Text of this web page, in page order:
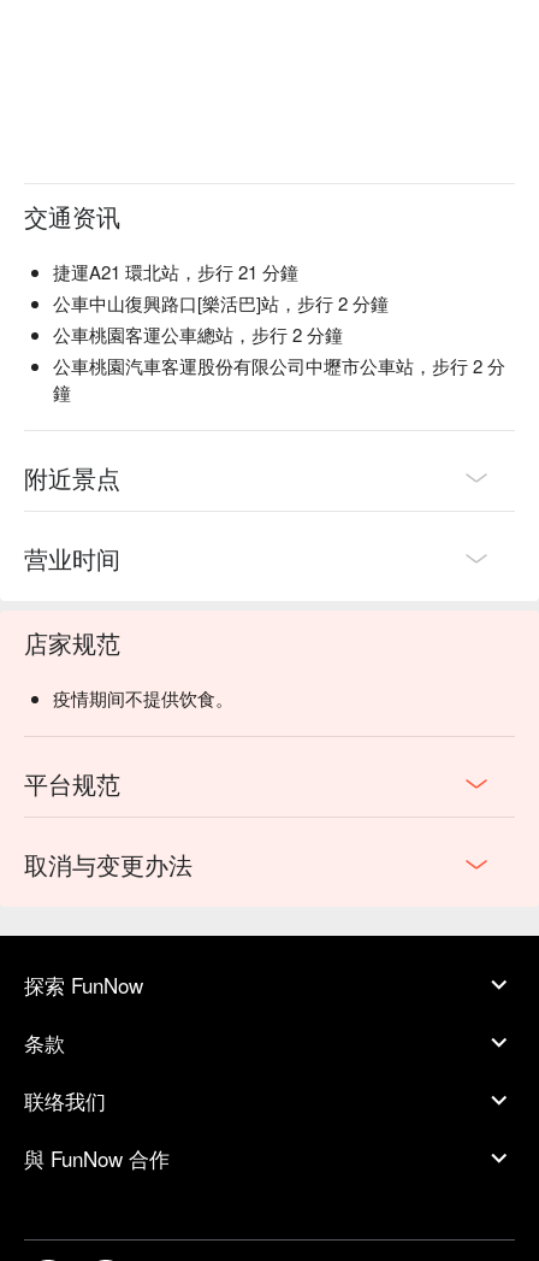
交通资讯
捷運A21 環北站，步行 21 分鐘
公車中山復興路口[樂活巴]站，步行 2 分鐘
公車桃園客運公車總站，步行 2 分鐘
公車桃園汽車客運股份有限公司中壢市公車站，步行 2 分
鐘
附近景点
营业时间
店家规范
疫情期间不提供饮食。
平台规范
取消与变更办法
探索 FunNow
条款
联络我们
與 FunNow 合作